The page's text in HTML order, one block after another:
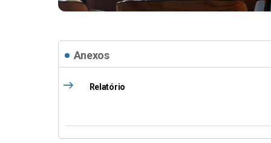
Anexos
east Relatório